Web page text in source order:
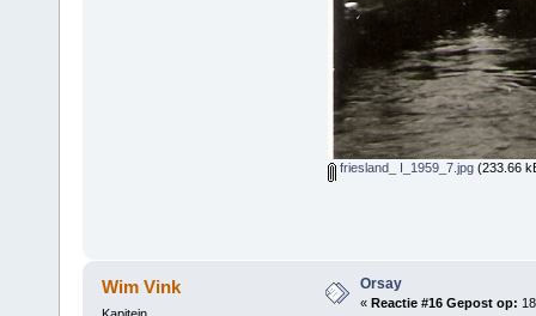
friesland_ I_1959_7.jpg(233.66
Wim Vink Orsay
« Reactie #16 Gepost op: